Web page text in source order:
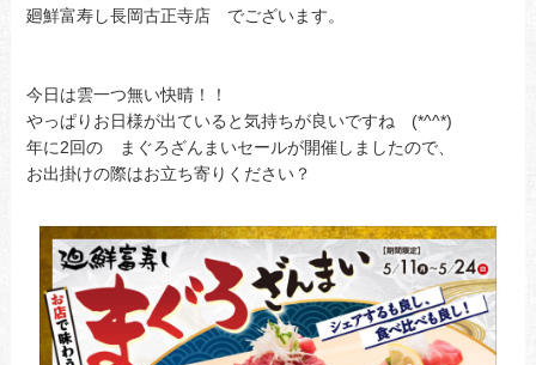
廻鮮富寿し長岡古正寺店 でございます。
今日は雲一つ無い快晴！！
やっぱりお日様が出ていると気持ちが良いですね (*^^*)
年に2回の まぐろざんまいセールが開催しましたので、
お出掛けの際はお立ち寄りください？